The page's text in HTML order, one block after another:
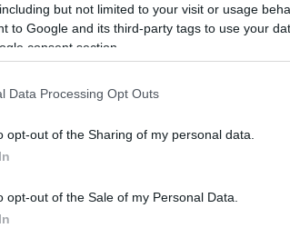
but not limited to your visit or usage
to Google and its third-party tags to use your
consent section.
Data Processing Opt Outs
opt-out of the Sharing of my personal data.
opt-out of the Sale of my Personal Data.
en febrero ha incrementado su cotización
millones. Promedia 5,25 puntos en su
uno de los protagonista de febrero. El
y en apenas 28 días ha pasado de
Martial(Sevilla) y Gio Lo Celso
durante el mes.
de una de las sorpresas del mercado
del Mallorca, cedido por la Lazio,